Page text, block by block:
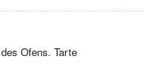
Ofens. Tarte